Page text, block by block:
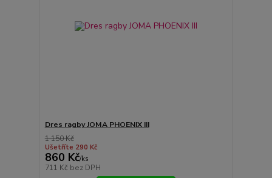
Dres ragby JOMA PHOENIX III
1 150 Kč
Ušetříte 290 Kč
860 Kč/ks
711 Kč bez DPH